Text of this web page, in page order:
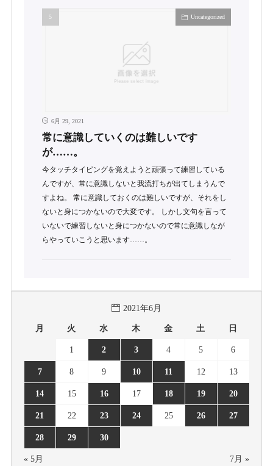
Uncategorized
6月 29, 2021
常に意識していくのは難しいです
が……。
今タッチタイピングを覚えようと頑張って練習している
んですが、常に意識しないと我流打ちが出てしまうんで
すよね。 常に意識しておくのは難しいですが、それをし
ないと身につかないので大変です。 しかし文句を言って
いないで練習しないと身につかないので常に意識しなが
らやっていこうと思います……。
2021年6月
月 火 水 木 金 土 日
1 2 3 4 5 6
7 8 9 10 11 12 13
14 15 16 17 18 19 20
21 22 23 24 25 26 27
28 29 30
« 5月 7月 »